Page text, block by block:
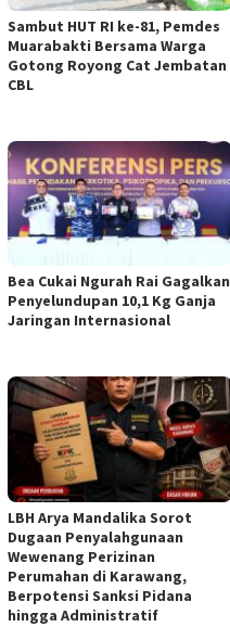
Sambut HUT RI ke-81, Pemdes
Muarabakti Bersama Warga
Gotong Royong Cat Jembatan
CBL
Bea Cukai Ngurah Rai Gagalkan
Penyelundupan 10,1 Kg Ganja
Jaringan Internasional
LBH Arya Mandalika Sorot
Dugaan Penyalahgunaan
Wewenang Perizinan
Perumahan di Karawang,
Berpotensi Sanksi Pidana
hingga Administratif